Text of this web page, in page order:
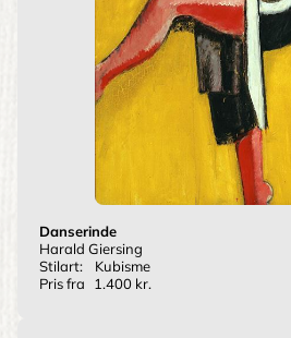
Danserinde
Harald Giersing
Stilart:
Kubisme
Pris fra
1.400 kr.